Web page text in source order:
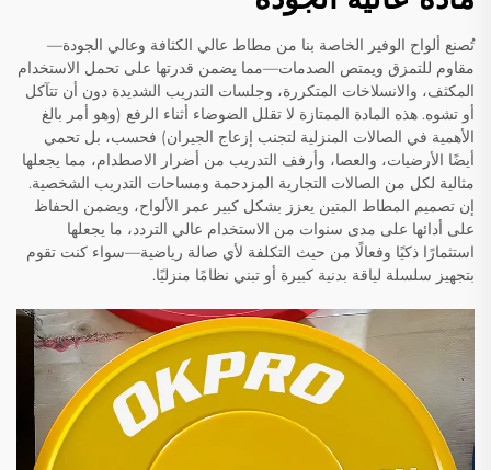
تُصنع ألواح الوفير الخاصة بنا من مطاط عالي الكثافة وعالي الجودة—
مقاوم للتمزق ويمتص الصدمات—مما يضمن قدرتها على تحمل الاستخدام
المكثف، والانسلاخات المتكررة، وجلسات التدريب الشديدة دون أن تتآكل
أو تشوه. هذه المادة الممتازة لا تقلل الضوضاء أثناء الرفع (وهو أمر بالغ
الأهمية في الصالات المنزلية لتجنب إزعاج الجيران) فحسب، بل تحمي
أيضًا الأرضيات، والعصا، وأرفف التدريب من أضرار الاصطدام، مما يجعلها
مثالية لكل من الصالات التجارية المزدحمة ومساحات التدريب الشخصية.
إن تصميم المطاط المتين يعزز بشكل كبير عمر الألواح، ويضمن الحفاظ
على أدائها على مدى سنوات من الاستخدام عالي التردد، ما يجعلها
استثمارًا ذكيًا وفعالًا من حيث التكلفة لأي صالة رياضية—سواء كنت تقوم
بتجهيز سلسلة لياقة بدنية كبيرة أو تبني نظامًا منزليًا.